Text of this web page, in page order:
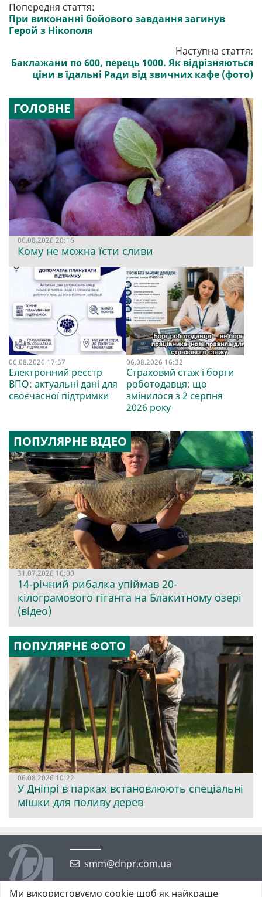
Попередня стаття:
При виконанні бойового завдання загинув
Герой з Нікополя
Наступна стаття:
Баклажани по 600, перець 1000. Як відрізняються
ціни в їдальні Ради від звичних кафе (фото)
ГОЛОВНЕ
06.08.2026 20:16
Кому не можна їсти сливи
06.08.2026 17:57
Електронний реєстр
ВПО: актуальні дані для
своєчасної підтримки
06.08.2026 16:32
Страховий стаж і борги
роботодавця: що
змінилося з 2 серпня
2026 року
ПОПУЛЯРНЕ ВІДЕО
31.07.2026 16:00
14-річний рибалка упіймав 20-
кілограмового гіганта на Блакитному озері
(відео)
ПОПУЛЯРНЕ ФОТО
06.08.2026 10:22
У Дніпрі в парках встановлюють спеціальні
мішки для поливу дерев
smm@dnpr.com.ua
Ми використовуємо cookie щоб як найкраще